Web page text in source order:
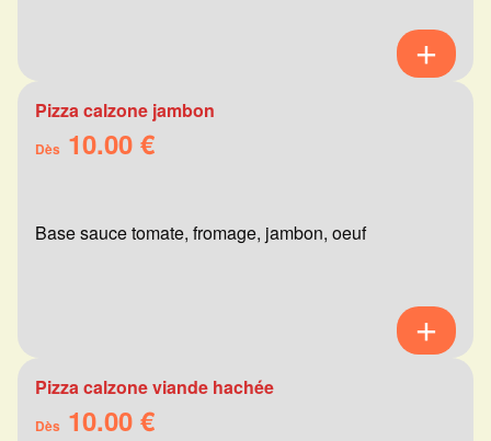
Pizza calzone jambon
Dès 10.00 €
Base sauce tomate, fromage, jambon, oeuf
Pizza calzone viande hachée
Dès 10.00 €